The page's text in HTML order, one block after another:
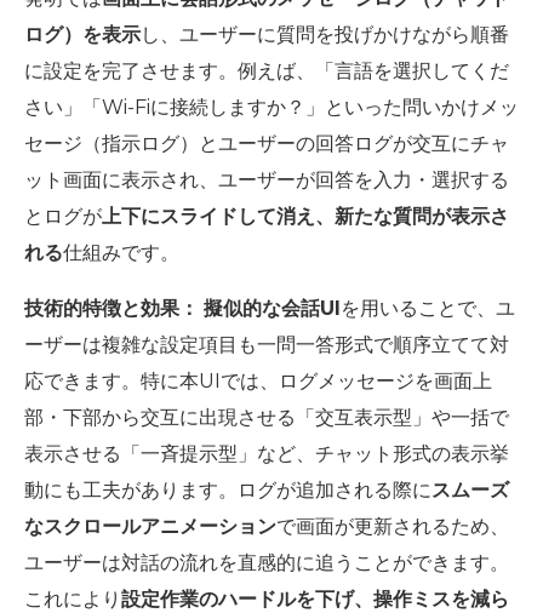
ログ）を表示し、ユーザーに質問を投げかけながら順番
に設定を完了させます。例えば、「言語を選択してくだ
さい」「Wi-Fiに接続しますか？」といった問いかけメッ
セージ（指示ログ）とユーザーの回答ログが交互にチャ
ット画面に表示され、ユーザーが回答を入力・選択する
とログが上下にスライドして消え、新たな質問が表示さ
れる仕組みです。
技術的特徴と効果： 擬似的な会話UI を用いることで、ユ
ーザーは複雑な設定項目も一問一答形式で順序立てて対
応できます。特に本UIでは、ログメッセージを画面上
部・下部から交互に出現させる「交互表示型」や一括で
表示させる「一斉提示型」など、チャット形式の表示挙
動にも工夫があります。ログが追加される際にスムーズ
なスクロールアニメーションで画面が更新されるため、
ユーザーは対話の流れを直感的に追うことができます。
これにより 設定作業のハードルを下げ、操作ミスを減ら